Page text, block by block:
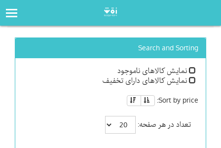
Search and Sorting
نمایش کالاهای ناموجود
نمایش کالاهای دارای تخفیف
Sort by price:
تعداد در هر صفحه: